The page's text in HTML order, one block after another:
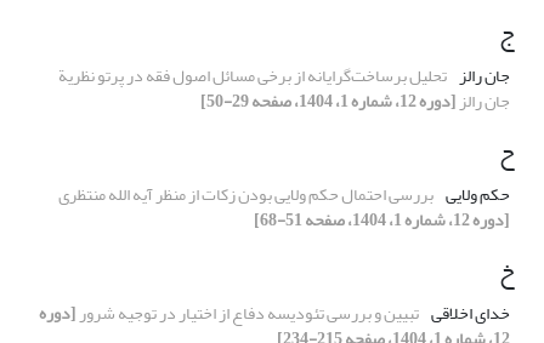
ج
جان رالز تحلیل برساخت‌گرایانه از برخی مسائل اصول فقه در پرتو نظریة
جان رالز[دوره 12، شماره 1، 1404، صفحه 29-50]
ح
حکم ولایی بررسی احتمال حکم ولایی بودن زکات از منظر آیه الله منتظری
[دوره 12، شماره 1، 1404، صفحه 51-68]
خ
خدای اخلاقی تبیین و بررسی تئودیسه‌ دفاع از اختیار در توجیه شرور[دوره